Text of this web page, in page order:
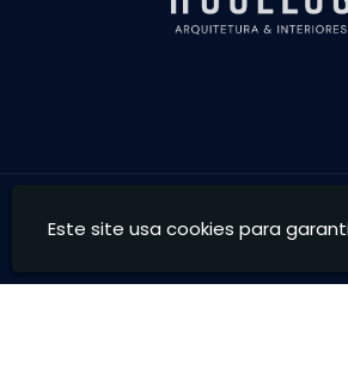
CNPJ: 39.828.426/0001-
Este site usa cookies para